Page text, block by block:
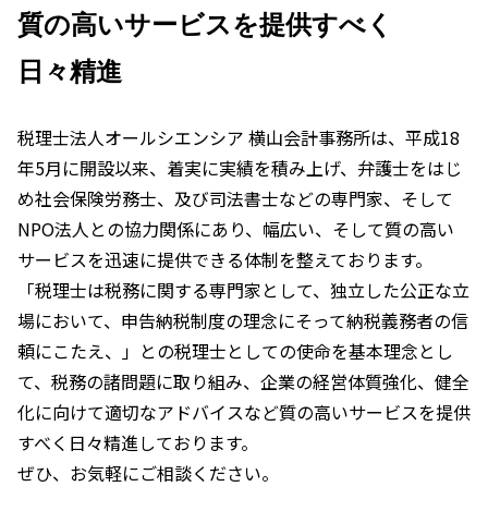
質の高いサービスを提供すべく
日々精進
税理士法人オールシエンシア 横山会計事務所は、平成18
年5月に開設以来、着実に実績を積み上げ、弁護士をはじ
め社会保険労務士、及び司法書士などの専門家、そして
NPO法人との協力関係にあり、幅広い、そして質の高い
サービスを迅速に提供できる体制を整えております。
「税理士は税務に関する専門家として、独立した公正な立
場において、申告納税制度の理念にそって納税義務者の信
頼にこたえ、」との税理士としての使命を基本理念とし
て、税務の諸問題に取り組み、企業の経営体質強化、健全
化に向けて適切なアドバイスなど質の高いサービスを提供
すべく日々精進しております。
ぜひ、お気軽にご相談ください。